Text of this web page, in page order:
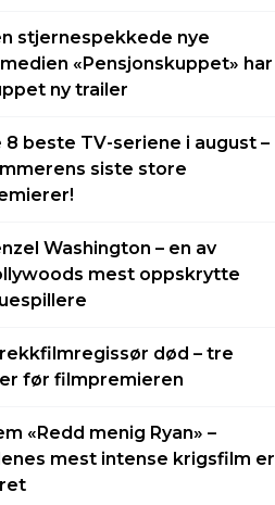
stjernespekkede nye
«Pensjonskuppet» har
ny trailer
8 beste TV-seriene i august –
siste store
Washington – en av
mest oppskrytte
død – tre
før filmpremieren
«Redd menig Ryan» –
mest intense krigsfilm er